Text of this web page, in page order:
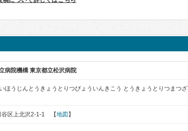
病院機構 東京都立松沢病院
ほうじんとうきょうとりつびょういんきこう とうきょうとりつまつざ
区上北沢2-1-1 【地図 】